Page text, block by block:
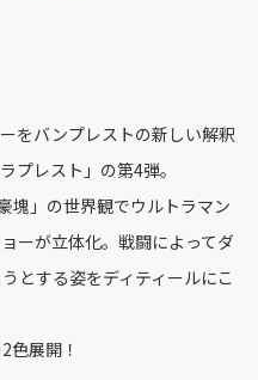
をバンプレストの新しい解釈
プレスト」の第4弾。
塊」の世界観でウルトラマン
ーが立体化。戦闘によってダ
とする姿をディティールにこ
色展開！